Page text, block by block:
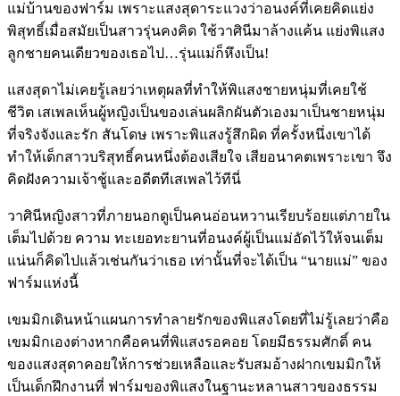
แม่บ้านของฟาร์ม เพราะแสงสุดาระแวงว่าอนงค์ที่เคยคิดแย่ง
พิสุทธิ์เมื่อสมัยเป็นสาวรุ่นคงคิด ใช้วาศินีมาล้างแค้น แย่งพิแสง
ลูกชายคนเดียวของเธอไป…รุ่นแม่ก็หึงเป็น!
แสงสุดาไม่เคยรู้เลยว่าเหตุผลที่ทำให้พิแสงชายหนุ่มที่เคยใช้
ชีวิต เสเพลเห็นผู้หญิงเป็นของเล่นผลิกผันตัวเองมาเป็นชายหนุ่ม
ที่จริงจังและรัก สันโดษ เพราะพิแสงรู้สึกผิด ที่ครั้งหนึ่งเขาได้
ทำให้เด็กสาวบริสุทธิ์คนหนึ่งต้องเสียใจ เสียอนาคตเพราะเขา จึง
คิดฝังความเจ้าชู้และอดีตทีเสเพลไว้ทีนี่
วาศินีหญิงสาวที่ภายนอกดูเป็นคนอ่อนหวานเรียบร้อยแต่ภายใน
เต็มไปด้วย ความ ทะเยอทะยานที่อนงค์ผู้เป็นแม่อัดไว้ให้จนเต็ม
แน่นก็คิดไปแล้วเช่นกันว่าเธอ เท่านั้นที่จะได้เป็น “นายแม่” ของ
ฟาร์มแห่งนี้
เขมมิกเดินหน้าแผนการทำลายรักของพิแสงโดยที่ไม่รู้เลยว่าคือ
เขมมิกเองต่างหากคือคนที่พิแสงรอคอย โดยมีธรรมศักดิ์ คน
ของแสงสุดาคอยให้การช่วยเหลือและรับสมอ้างฝากเขมมิกให้
เป็นเด็กฝึกงานที่ ฟาร์มของพิแสงในฐานะหลานสาวของธรรม